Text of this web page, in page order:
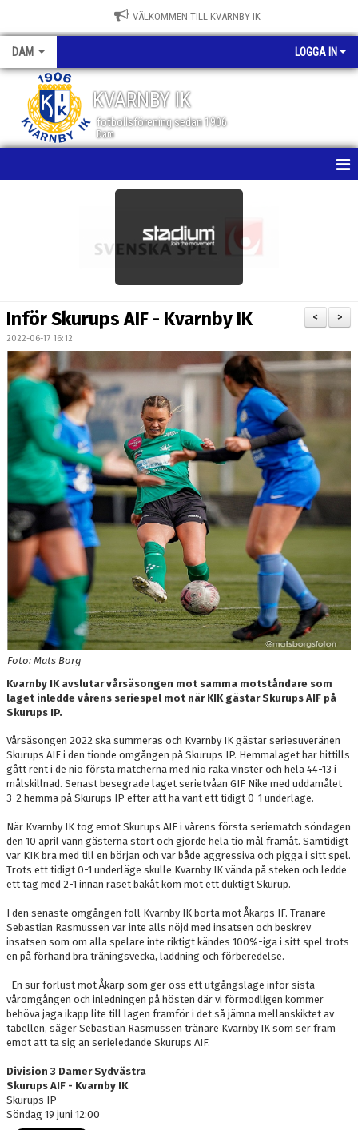
VÄLKOMMEN TILL KVARNBY IK
DAM LOGGA IN
KVARNBY IK
fotbollsförening sedan 1906
Dam
TRUPPEN
TRÄNING
BILDGALLERI
KONTAKT
>
<
Inför Skurups AIF - Kvarnby IK
2022-06-17 16:12
Foto: Mats Borg
Kvarnby IK avslutar vårsäsongen mot samma motståndare som
laget inledde vårens seriespel mot när KIK gästar Skurups AIF på
Skurups IP.
Vårsäsongen 2022 ska summeras och Kvarnby IK gästar seriesuveränen
Skurups AIF i den tionde omgången på Skurups IP. Hemmalaget har hittills
gått rent i de nio första matcherna med nio raka vinster och hela 44-13 i
målskillnad. Senast besegrade laget serietvåan GIF Nike med uddamålet
3-2 hemma på Skurups IP efter att ha vänt ett tidigt 0-1 underläge.
När Kvarnby IK tog emot Skurups AIF i vårens första seriematch söndagen
den 10 april vann gästerna stort och gjorde hela tio mål framåt. Samtidigt
var KIK bra med till en början och var både aggressiva och pigga i sitt spel.
Trots ett tidigt 0-1 underläge skulle Kvarnby IK vända på steken och ledde
ett tag med 2-1 innan raset bakåt kom mot ett duktigt Skurup.
I den senaste omgången föll Kvarnby IK borta mot Åkarps IF. Tränare
Sebastian Rasmussen var inte alls nöjd med insatsen och beskrev
insatsen som om alla spelare inte riktigt kändes 100%-iga i sitt spel trots
en på förhand bra träningsvecka, laddning och förberedelse.
-En sur förlust mot Åkarp som ger oss ett utgångsläge inför sista
våromgången och inledningen på hösten där vi förmodligen kommer
behöva jaga ikapp lite till lagen framför i det så jämna mellanskiktet av
tabellen, säger Sebastian Rasmussen tränare Kvarnby IK som ser fram
emot att ta sig an serieledande Skurups AIF.
Division 3 Damer Sydvästra
Skurups AIF - Kvarnby IK
Skurups IP
Söndag 19 juni 12:00